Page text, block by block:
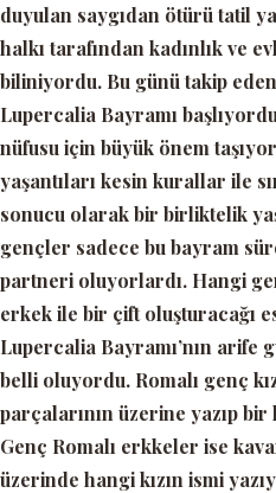
duyulan saygıdan ötürü tatil
halkı tarafından kadınlık ve
biliniyordu. Bu günü takip
Lupercalia Bayramı
nüfusu için büyük önem
yaşantıları kesin kurallar ile
sonucu olarak bir birliktelik
gençler sadece bu bayram
partneri oluyorlardı. Hangi
erkek ile bir çift oluşturacağı
Lupercalia Bayramı’nın arife
belli oluyordu. Romalı genç
parçalarının üzerine yazıp
Genç Romalı erkkeler ise
üzerinde hangi kızın ismi